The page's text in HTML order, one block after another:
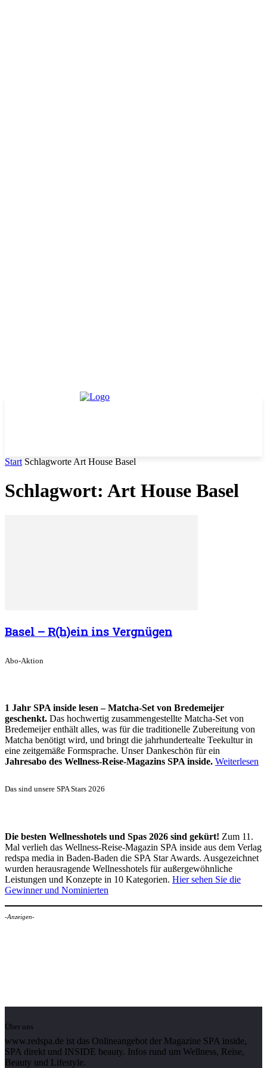
Start Schlagworte Art House Basel
Schlagwort: Art House Basel
Basel – R(h)ein ins Vergnügen
Abo-Aktion
1 Jahr SPA inside lesen – Matcha-Set von Bredemeijer
geschenkt. Das hochwertig zusammengestellte Matcha-Set von
Bredemeijer enthält alles, was für die traditionelle Zubereitung von
Matcha benötigt wird, und bringt die jahrhundertealte Teekultur in
eine zeitgemäße Formsprache. Unser Dankeschön für ein
Jahresabo des Wellness-Reise-Magazins SPA inside. Weiterlesen
Das sind unsere SPA Stars 2026
Die besten Wellnesshotels und Spas 2026 sind gekürt! Zum 11.
Mal verlieh das Wellness-Reise-Magazin SPA inside aus dem Verlag
redspa media in Baden-Baden die SPA Star Awards. Ausgezeichnet
wurden herausragende Wellnesshotels für außergewöhnliche
Leistungen und Konzepte in 10 Kategorien. Hier sehen Sie die
Gewinner und Nominierten
-Anzeigen-
Über uns
www.redspa.de ist das Onlineangebot der Magazine SPA inside,
SPA direkt und INSIDE beauty. Infos rund um Wellness, Reise,
Beauty und Lifestyle.